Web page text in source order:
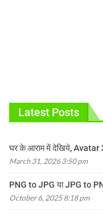
Latest Posts
घर के आराम में देखिये, Avatar
March 31, 2026 3:50 pm
PNG to JPG या JPG to
October 6, 2025 8:18 pm